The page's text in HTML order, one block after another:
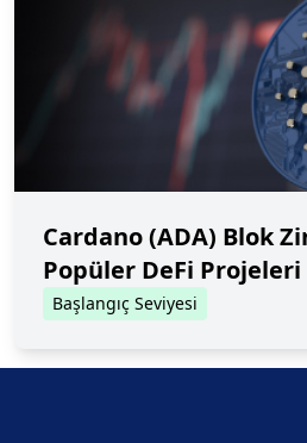
Cardano (ADA) Blok
Popüler DeFi Projeleri
Başlangıç Seviyesi